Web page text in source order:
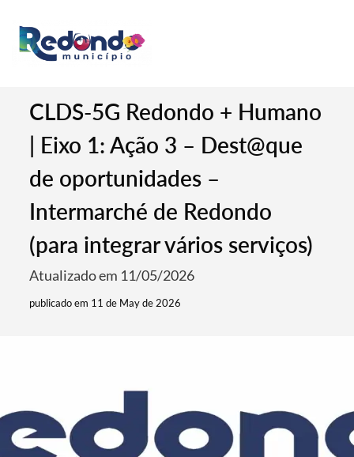
CLDS-5G Redondo + Humano
| Eixo 1: Ação 3 – Dest@que
de oportunidades –
Intermarché de Redondo
(para integrar vários serviços)
Atualizado em 11/05/2026
publicado em 11 de May de 2026